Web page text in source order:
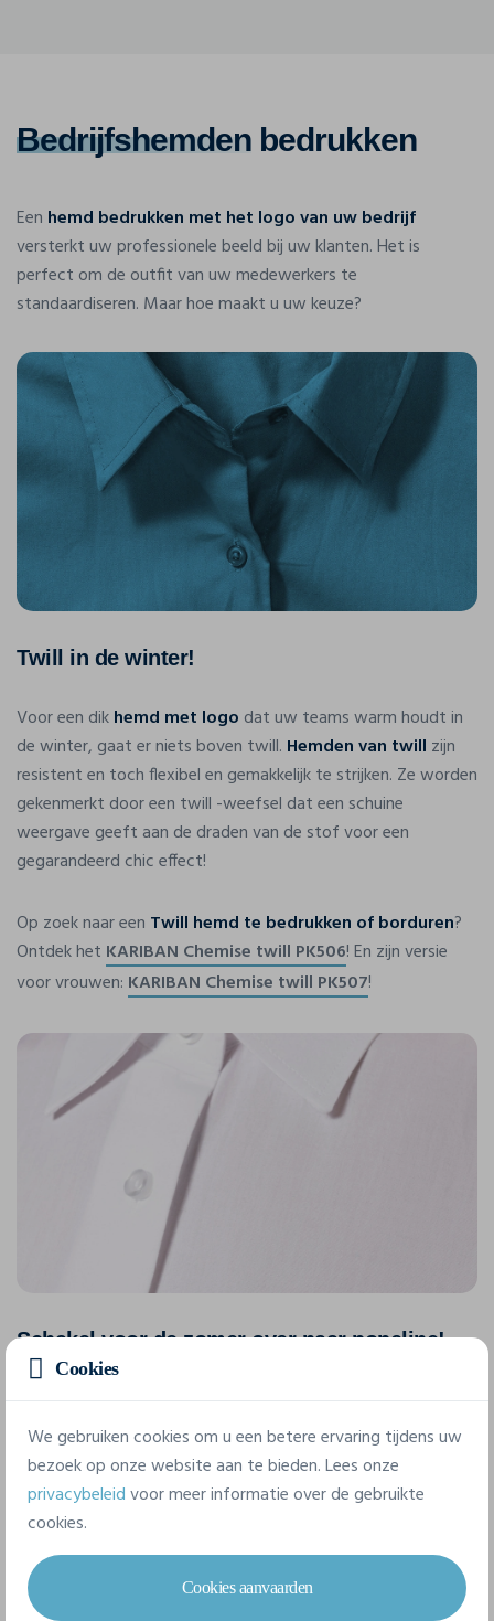
Bedrijfshemden bedrukken
Een hemd bedrukken met het logo van uw bedrijf
versterkt uw professionele beeld bij uw klanten. Het is
perfect om de outfit van uw medewerkers te
standaardiseren. Maar hoe maakt u uw keuze?
Twill in de winter!
Voor een dikhemd met logo dat uw teams warm houdt in
de winter, gaat er niets boven twill. Hemden van twill zijn
resistent en toch flexibel en gemakkelijk te strijken. Ze worden
gekenmerkt door een twill -weefsel dat een schuine
weergave geeft aan de draden van de stof voor een
gegarandeerd chic effect!
Op zoek naar een Twill hemd te bedrukken of borduren?
Ontdek het KARIBAN Chemise twill PK506! En zijn versie
voor vrouwen: KARIBAN Chemise twill PK507!
Schakel voor de zomer over naar popeline!
Popelineis de meest klassieke weefmethode voor hemden.
Het is gewoon een kruising tussen een kettingdraad en een
inslagdraad. Het resultaat is een lichtgewicht stof die
perfect geschikt is voor de zomer.
Dankzij een strakke weving geeft de popeline je
geborduurde of bedrukte hemd
een uitstekende
levensduur. Hoewel ze fijn en zacht aanvoelen, zijn uw
Cookies
We gebruiken cookies om u een betere ervaring tijdens uw
bezoek op onze website aan te bieden. Lees onze
privacybeleidvoor meer informatie over de gebruikte
cookies.
Cookies aanvaarden